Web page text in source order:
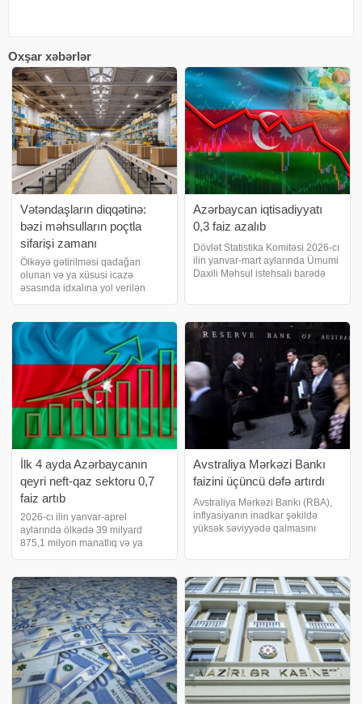
Oxşar xəbərlər
Vətəndaşların diqqətinə:
bəzi məhsulların poçtla
sifarişi zamanı
qanunvericiliyin tələblərinə
əməl olunmalıdır
Ölkəyə gətirilməsi qadağan
olunan və ya xüsusi icazə
əsasında idxalına yol verilən
göndərilməsi zamanı
qanunvericiliyin tələblərinə ciddi
əməl edilməlidir. İnformasiy
Azərbaycan iqtisadiyyatı
0,3 faiz azalıb
Dövlət Statistika Komitəsi 2026-cı
ilin yanvar-mart aylarında Ümumi
Daxili Məhsul istehsalı barədə
703,2 milyon manatlıq və ya
əvvəlk
İlk 4 ayda Azərbaycanın
qeyri neft-qaz sektoru 0,7
faiz artıb
2026-cı ilin yanvar-aprel
aylarında ölkədə 39 milyard
875,1 milyon manatlıq və ya
daxili məhsul (ÜDM) istehsal
olunmuşdur. Dövlət Statistika
Komitəsinin yaydığı məlumat
Avstraliya Mərkəzi Bankı
faizini üçüncü dəfə artırdı
Avstraliya Mərkəzi Bankı (RBA),
inflyasiyanın inadkar şəkildə
yüksək səviyyədə qalmasını
4,35%-ə yüksəltdib. Marja xəbər
veri